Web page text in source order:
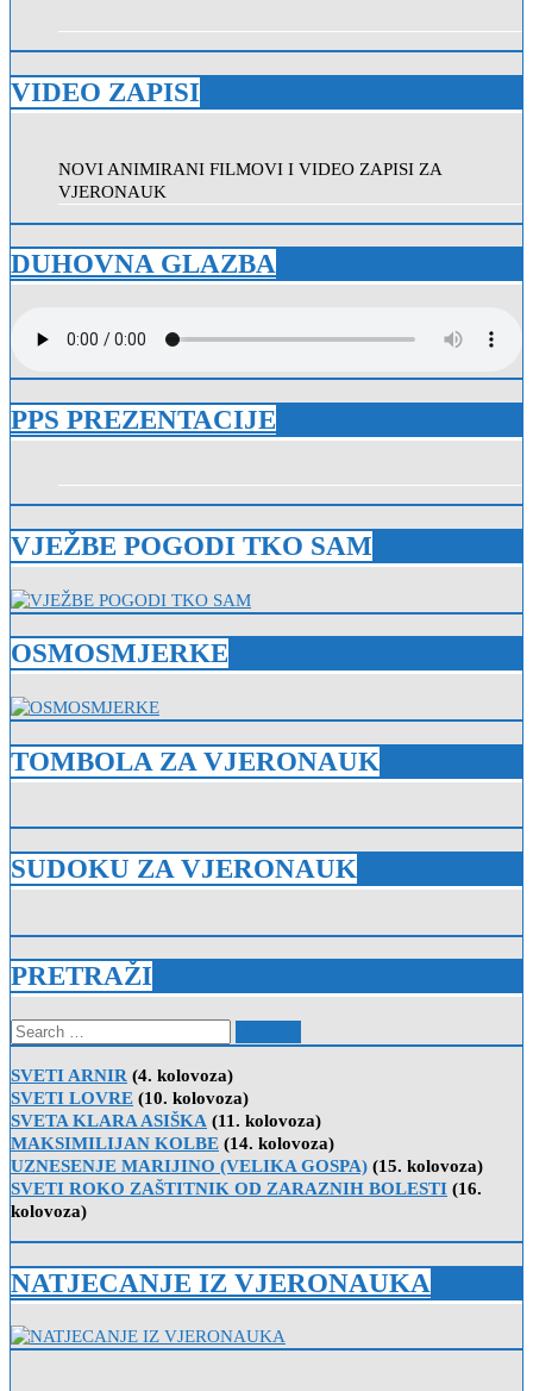
VIDEO ZAPISI
NOVI ANIMIRANI FILMOVI I VIDEO ZAPISI ZA
VJERONAUK
DUHOVNA GLAZBA
PPS PREZENTACIJE
VJEŽBE POGODI TKO SAM
OSMOSMJERKE
TOMBOLA ZA VJERONAUK
SUDOKU ZA VJERONAUK
PRETRAŽI
Search
for:
SVETI ARNIR (4. kolovoza)
SVETI LOVRE (10. kolovoza)
SVETA KLARA ASIŠKA (11. kolovoza)
MAKSIMILIJAN KOLBE (14. kolovoza)
UZNESENJE MARIJINO (VELIKA GOSPA) (15. kolovoza)
SVETI ROKO ZAŠTITNIK OD ZARAZNIH BOLESTI (16.
kolovoza)
NATJECANJE IZ VJERONAUKA